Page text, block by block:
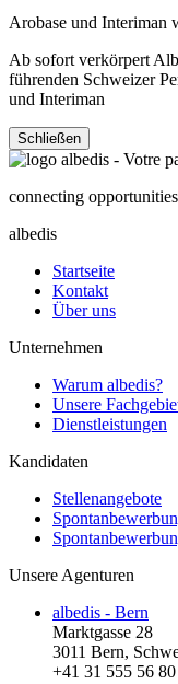
Arobase und Interiman
Ab sofort verkörpert
führenden Schweizer
und Interiman
Schließen
connecting opportunities
albedis
Startseite
Kontakt
Über uns
Unternehmen
Warum albedis?
Unsere
Dienstleistungen
Kandidaten
Stellenangebote
Unsere Agenturen
albedis - Bern
Marktgasse 28
3011 Bern,
+41 31 555 56 80